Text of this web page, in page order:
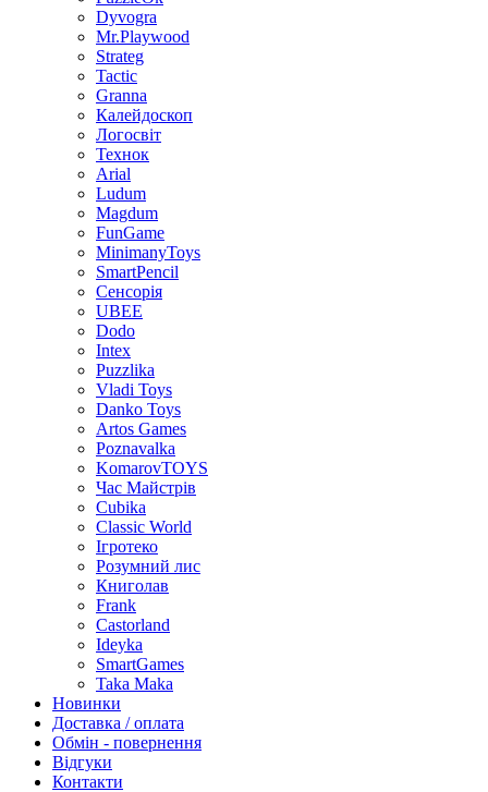
Dyvogra
Mr.Playwood
Strateg
Tactic
Granna
Калейдоскоп
Логосвіт
Технок
Arial
Ludum
Magdum
FunGame
MinimanyToys
SmartPencil
Сенсорія
UBEE
Dodo
Intex
Puzzlika
Vladi Toys
Danko Toys
Artos Games
Poznavalka
KomarovTOYS
Час Майстрів
Cubika
Classic World
Ігротеко
Розумний лис
Книголав
Frank
Castorland
Ideyka
SmartGames
Taka Maka
Новинки
Доставка / оплата
Обмін - повернення
Відгуки
Контакти